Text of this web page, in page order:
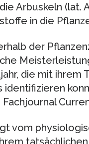
Arbuskeln (lat.
in die
der
die mit ihrem
vom